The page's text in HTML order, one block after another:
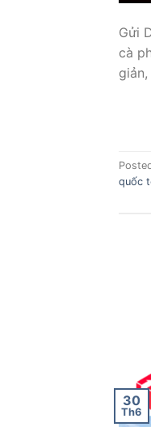
Gửi
cà
quốc
30
Th6